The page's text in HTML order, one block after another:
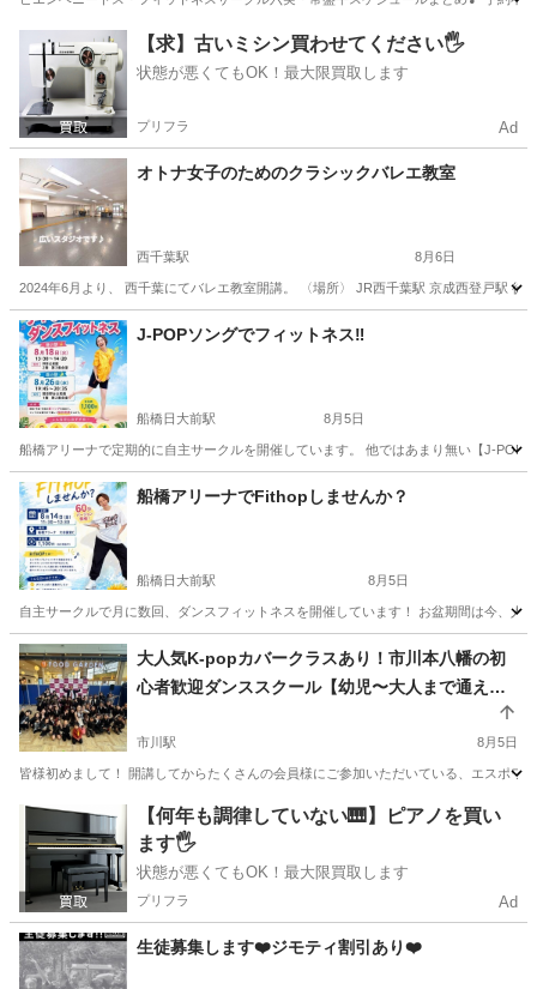
千葉 柏市 高柳駅 ズンバ サークル
【求】古いミシン買わせてください🖐️
状態が悪くてもOK！最大限買取します
プリフラ Ad
オトナ女子のためのクラシックバレエ教室
西千葉駅 8月6日
2024年6月より、 西千葉にてバレエ教室開講。 〈場所〉 JR西千葉駅 京成西登戸駅
千葉 千葉市 バレエ クラシックバレエ
J-POPソングでフィットネス‼️
船橋日大前駅 8月5日
船橋アリーナで定期的に自主サークルを開催しています。 他ではあまり無い【J-
千葉 船橋市 船橋日大前駅 POP
船橋アリーナでFithopしませんか？
船橋日大前駅 8月5日
自主サークルで月に数回、ダンスフィットネスを開催しています！ お盆期間は今、
千葉 船橋市 船橋日大前駅 ダンス インスタ
大人気K-popカバークラスあり！市川本八幡の初
心者歓迎ダンススクール【幼児〜大人まで通える
アットホームなスクール⭐︎通い放題制度＆回数券で
来れる時に楽しくダンス☆体験無料】
市川駅 8月5日
皆様初めまして！ 開講してからたくさんの会員様にご参加いただいている、エスポワ
千葉 市川市 市川駅 ダンス エスポワール
【何年も調律していない🎹】ピアノを買い
ます🖐️
状態が悪くてもOK！最大限買取します
プリフラ Ad
生徒募集します❤️ジモティ割引あり❤️